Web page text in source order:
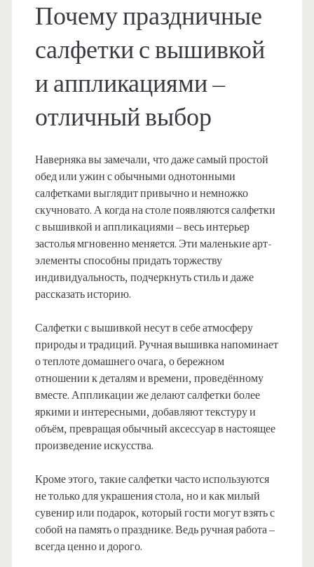
Почему праздничные
салфетки с вышивкой
и аппликациями –
отличный выбор
Наверняка вы замечали, что даже самый простой
обед или ужин с обычными однотонными
салфетками выглядит привычно и немножко
скучновато. А когда на столе появляются салфетки
с вышивкой и аппликациями – весь интерьер
застолья мгновенно меняется. Эти маленькие арт-
элементы способны придать торжеству
индивидуальность, подчеркнуть стиль и даже
рассказать историю.
Салфетки с вышивкой несут в себе атмосферу
природы и традиций. Ручная вышивка напоминает
о теплоте домашнего очага, о бережном
отношении к деталям и времени, проведённому
вместе. Аппликации же делают салфетки более
яркими и интересными, добавляют текстуру и
объём, превращая обычный аксессуар в настоящее
произведение искусства.
Кроме этого, такие салфетки часто используются
не только для украшения стола, но и как милый
сувенир или подарок, который гости могут взять с
собой на память о празднике. Ведь ручная работа –
всегда ценно и дорого.